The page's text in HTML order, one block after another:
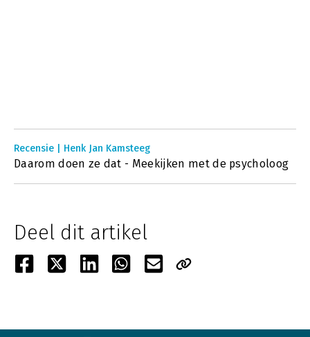
Recensie | Henk Jan Kamsteeg
Daarom doen ze dat - Meekijken met de psycholoog
Deel dit artikel